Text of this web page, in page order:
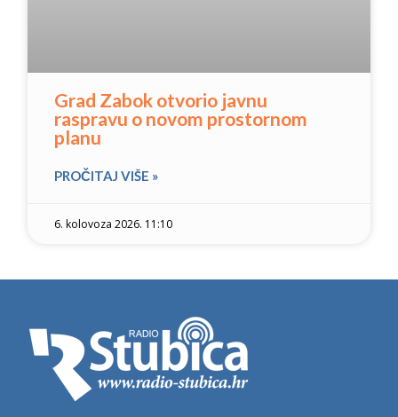
Grad Zabok otvorio javnu
raspravu o novom prostornom
planu
PROČITAJ VIŠE »
6. kolovoza 2026. 11:10